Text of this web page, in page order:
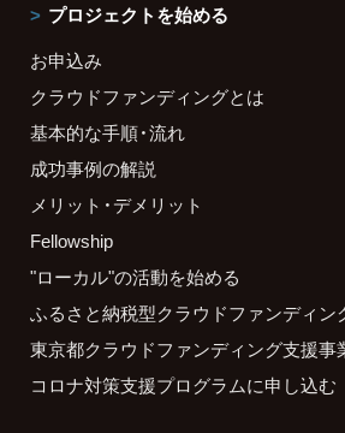
プロジェクトを始める
お申込み
クラウドファンディングとは
基本的な手順・流れ
成功事例の解説
メリット・デメリット
Fellowship
"ローカル"の活動を始める
ふるさと納税型クラウドファンディン
東京都クラウドファンディング支援事
コロナ対策支援プログラムに申し込む